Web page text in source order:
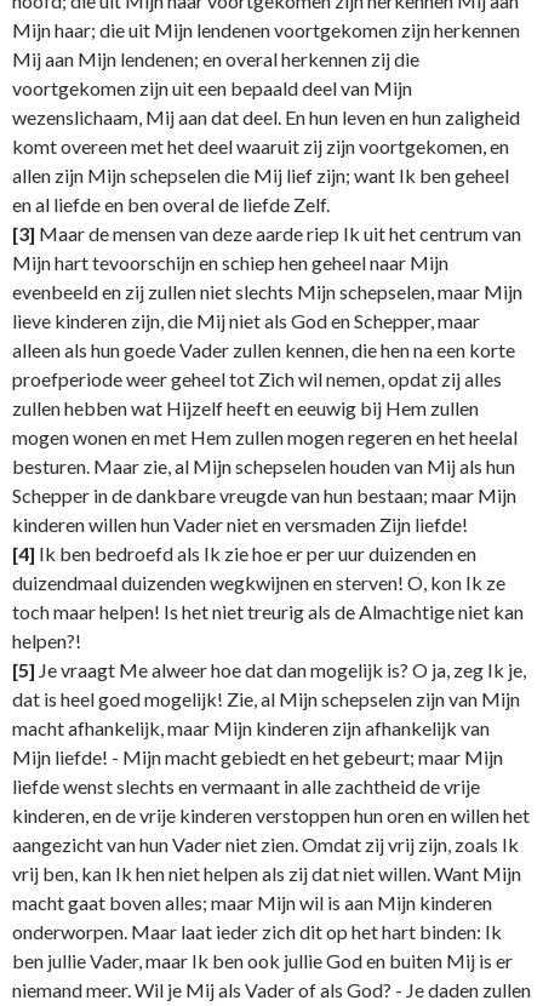
Mijn haar; die uit Mijn lendenen voortgekomen zijn herkennen
Mij aan Mijn lendenen; en overal herkennen zij die
voortgekomen zijn uit een bepaald deel van Mijn
wezenslichaam, Mij aan dat deel. En hun leven en hun zaligheid
komt overeen met het deel waaruit zij zijn voortgekomen, en
allen zijn Mijn schepselen die Mij lief zijn; want Ik ben geheel
en al liefde en ben overal de liefde Zelf.
[3] Maar de mensen van deze aarde riep Ik uit het centrum van
Mijn hart tevoorschijn en schiep hen geheel naar Mijn
evenbeeld en zij zullen niet slechts Mijn schepselen, maar Mijn
lieve kinderen zijn, die Mij niet als God en Schepper, maar
alleen als hun goede Vader zullen kennen, die hen na een korte
proefperiode weer geheel tot Zich wil nemen, opdat zij alles
zullen hebben wat Hijzelf heeft en eeuwig bij Hem zullen
mogen wonen en met Hem zullen mogen regeren en het heelal
besturen. Maar zie, al Mijn schepselen houden van Mij als hun
Schepper in de dankbare vreugde van hun bestaan; maar Mijn
kinderen willen hun Vader niet en versmaden Zijn liefde!
[4] Ik ben bedroefd als Ik zie hoe er per uur duizenden en
duizendmaal duizenden wegkwijnen en sterven! O, kon Ik ze
toch maar helpen! Is het niet treurig als de Almachtige niet kan
helpen?!
[5] Je vraagt Me alweer hoe dat dan mogelijk is? O ja, zeg Ik je,
dat is heel goed mogelijk! Zie, al Mijn schepselen zijn van Mijn
macht afhankelijk, maar Mijn kinderen zijn afhankelijk van
Mijn liefde! - Mijn macht gebiedt en het gebeurt; maar Mijn
liefde wenst slechts en vermaant in alle zachtheid de vrije
kinderen, en de vrije kinderen verstoppen hun oren en willen het
aangezicht van hun Vader niet zien. Omdat zij vrij zijn, zoals Ik
vrij ben, kan Ik hen niet helpen als zij dat niet willen. Want Mijn
macht gaat boven alles; maar Mijn wil is aan Mijn kinderen
onderworpen. Maar laat ieder zich dit op het hart binden: Ik
ben jullie Vader, maar Ik ben ook jullie God en buiten Mij is er
niemand meer. Wil je Mij als Vader of als God? - Je daden zullen